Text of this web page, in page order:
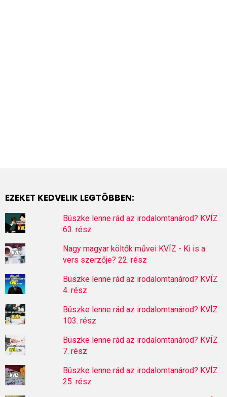
EZEKET KEDVELIK LEGTÖBBEN:
Büszke lenne rád az irodalomtanárod? KVÍZ
63. rész
Nagy magyar költők művei KVÍZ - Ki is a
vers szerzője? 22. rész
Büszke lenne rád az irodalomtanárod? KVÍZ
4. rész
Büszke lenne rád az irodalomtanárod? KVÍZ
103. rész
Büszke lenne rád az irodalomtanárod? KVÍZ
7. rész
Büszke lenne rád az irodalomtanárod? KVÍZ
25. rész